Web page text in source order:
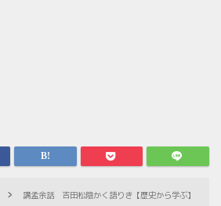
講孟余話 吉田松陰かく語りき【歴史から学ぶ】